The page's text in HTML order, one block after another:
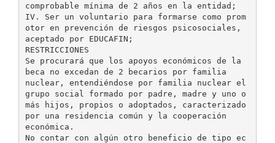
comprobable mínima de 2 años en la entidad;
IV. Ser un voluntario para formarse como prom
otor en prevención de riesgos psicosociales,
aceptado por EDUCAFIN;
RESTRICCIONES
Se procurará que los apoyos económicos de la
beca no excedan de 2 becarios por familia
nuclear, entendiéndose por familia nuclear el
grupo social formado por padre, madre y uno o
más hijos, propios o adoptados, caracterizado
por una residencia común y la cooperación
económica.
No contar con algún otro beneficio de tipo ec